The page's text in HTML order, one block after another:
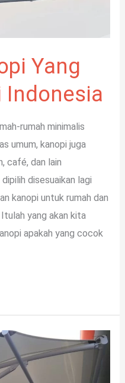
Yang
Indonesia
rumah minimalis
umum, kanopi juga
café, dan lain
disesuaikan lagi
kanopi untuk rumah dan
yang akan kita
apakah yang cocok